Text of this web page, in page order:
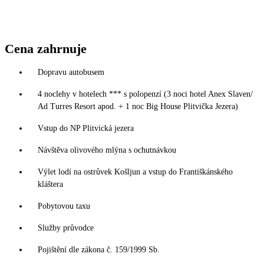
Cena zahrnuje
Dopravu autobusem
4 noclehy v hotelech *** s polopenzí (3 noci hotel Anex Slaven/
Ad Turres Resort apod. + 1 noc Big House Plitvička Jezera)
Vstup do NP Plitvická jezera
Návštěva olivového mlýna s ochutnávkou
Výlet lodí na ostrůvek Košljun a vstup do Františkánského
kláštera
Pobytovou taxu
Služby průvodce
Pojištění dle zákona č. 159/1999 Sb.